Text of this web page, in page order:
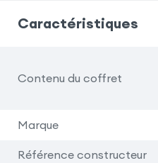
Caractéristiques
Contenu du coffret
Marque
Référence constructeur